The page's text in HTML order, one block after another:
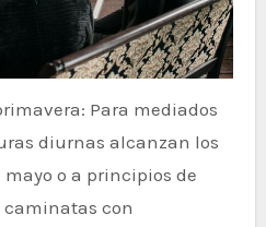
Para mediados
diurnas alcanzan los
mayo o a principios de
con